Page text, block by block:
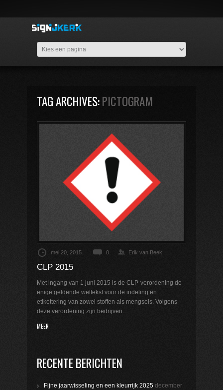
TAG ARCHIVES:PICTOGRAM
mei 20, 2015 0 Erik van Beek
CLP 2015
Met ingang van 1 juni 2015 is de CLP-verordening de
enige geldende wettekst voor de indeling en
etikettering van zowel stoffen als mengsels. Volgens
deze verordening zijn bedrijven...
MEER
RECENTE BERICHTEN
Fijne jaarwisseling en een kleurrijk 2025 december